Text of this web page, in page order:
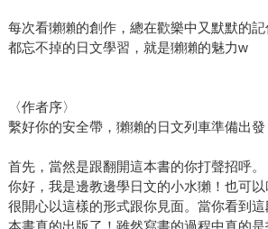
每次看獺獺的創作，總在歡樂中又默默的
都忘不掉的日文學習，就是獺獺的魅力w
〈作者序〉
繫好你的安全帶，獺獺的日文列車準備出發
首先，當然是跟翻開這本書的你打聲招呼。
你好，我是邊教邊學日文的小水獺！也可以
很開心以這樣的形式跟你見面。當你看到
本書真的出版了！雖然寫書的過程中真的